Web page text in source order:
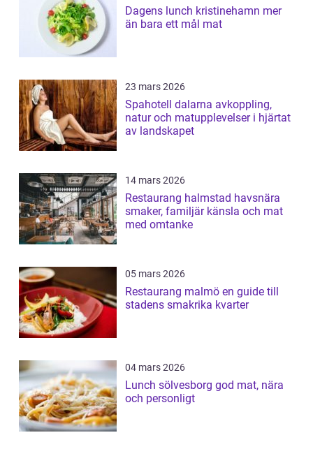
Dagens lunch kristinehamn mer
än bara ett mål mat
23 mars 2026
Spahotell dalarna avkoppling,
natur och matupplevelser i hjärtat
av landskapet
14 mars 2026
Restaurang halmstad havsnära
smaker, familjär känsla och mat
med omtanke
05 mars 2026
Restaurang malmö en guide till
stadens smakrika kvarter
04 mars 2026
Lunch sölvesborg god mat, nära
och personligt